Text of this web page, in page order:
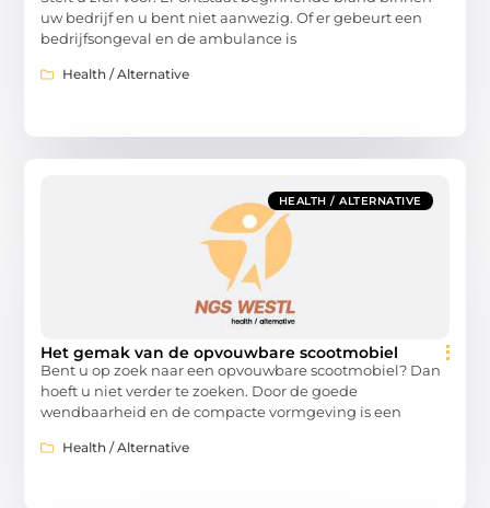
uw bedrijf en u bent niet aanwezig. Of er gebeurt een
bedrijfsongeval en de ambulance is
Health / Alternative
HEALTH / ALTERNATIVE
Het gemak van de opvouwbare scootmobiel
Bent u op zoek naar een opvouwbare scootmobiel? Dan
hoeft u niet verder te zoeken. Door de goede
wendbaarheid en de compacte vormgeving is een
Health / Alternative